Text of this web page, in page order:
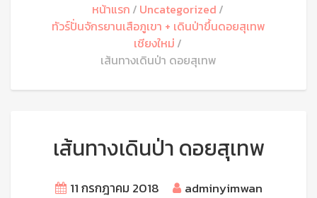
หน้าแรก
Uncategorized
ทัวร์ปั่นจักรยานเสือภูเขา + เดินป่าขึ้นดอยสุเทพ
เชียงใหม่
เส้นทางเดินป่า ดอยสุเทพ
เส้นทางเดินป่า ดอยสุเทพ
11 กรกฎาคม 2018 adminyimwan